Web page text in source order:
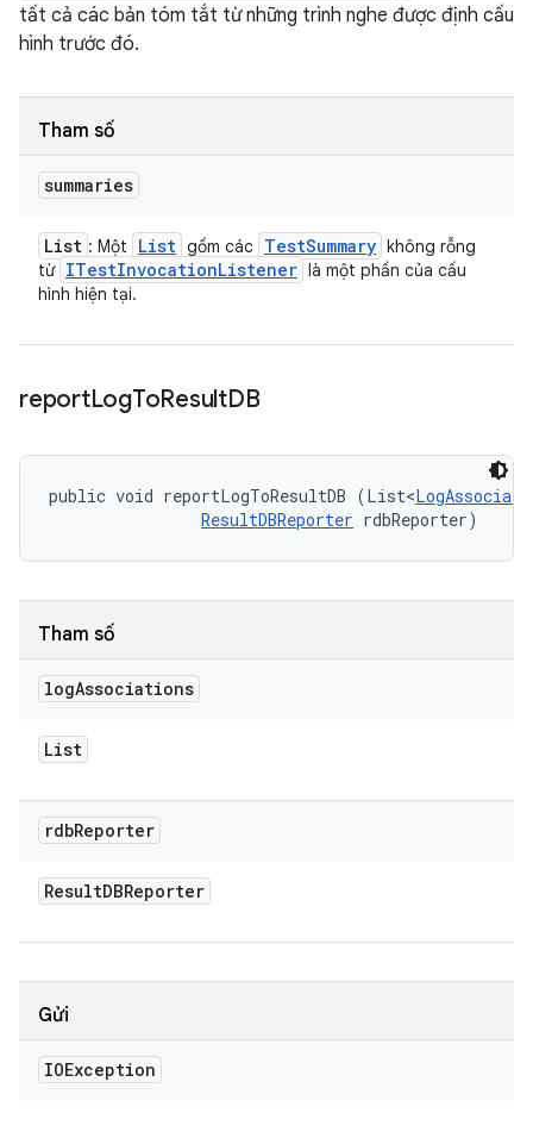
tất cả các bản tóm tắt từ những trình nghe được định cấu
hình trước đó.
Tham số
summaries
List : Một List gồm các TestSummary không rỗng
từ ITestInvocationListener là một phần của cấu
hình hiện tại.
reportLogToResultDB
public void reportLogToResultDB (List<
ResultDBReporter rdbReporter)
Tham số
logAssociations
List
rdbReporter
ResultDBReporter
Gửi
IOException